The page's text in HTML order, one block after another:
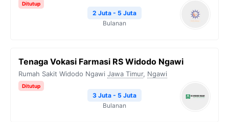
Ditutup
2 Juta - 5 Juta
Bulanan
Tenaga Vokasi Farmasi RS Widodo Ngawi
Rumah Sakit Widodo Ngawi Jawa Timur, Ngawi
Ditutup
3 Juta - 5 Juta
Bulanan